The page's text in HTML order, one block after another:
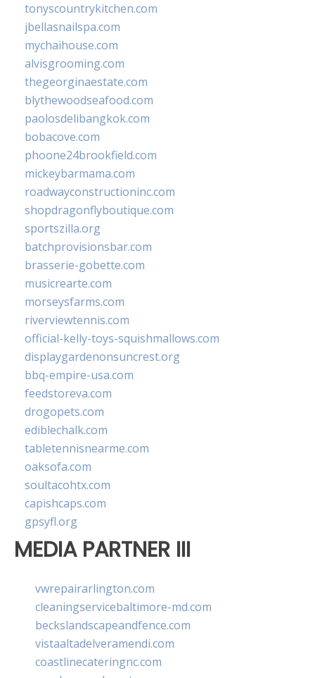
tonyscountrykitchen.com
jbellasnailspa.com
mychaihouse.com
alvisgrooming.com
thegeorginaestate.com
blythewoodseafood.com
paolosdelibangkok.com
bobacove.com
phoone24brookfield.com
mickeybarmama.com
roadwayconstructioninc.com
shopdragonflyboutique.com
sportszilla.org
batchprovisionsbar.com
brasserie-gobette.com
musicrearte.com
morseysfarms.com
riverviewtennis.com
official-kelly-toys-squishmallows.com
displaygardenonsuncrest.org
bbq-empire-usa.com
feedstoreva.com
drogopets.com
ediblechalk.com
tabletennisnearme.com
oaksofa.com
soultacohtx.com
capishcaps.com
gpsyfl.org
MEDIA PARTNER III
vwrepairarlington.com
cleaningservicebaltimore-md.com
beckslandscapeandfence.com
vistaaltadelveramendi.com
coastlinecateringnc.com